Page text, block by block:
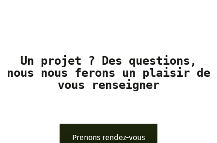
Un projet ? Des questions,
nous nous ferons un plaisir de
vous renseigner
Prenons rendez-vous